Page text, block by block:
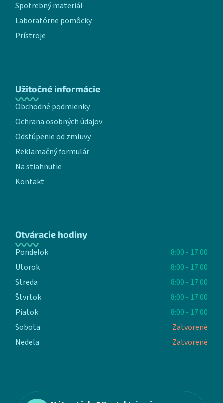
Spotrebný materiál
Laboratórne pomôcky
Prístroje
Užitočné informácie
Obchodné podmienky
Ochrana osobných údajov
Odstúpenie od zmluvy
Reklamačný formulár
Na stiahnutie
Kontakt
Otváracie hodiny
Pondelok
8:00 - 17:00
Utorok
8:00 - 17:00
Streda
8:00 - 17:00
Štvrtok
8:00 - 17:00
Piatok
8:00 - 17:00
Sobota
Zatvorené
Nedela
Zatvorené